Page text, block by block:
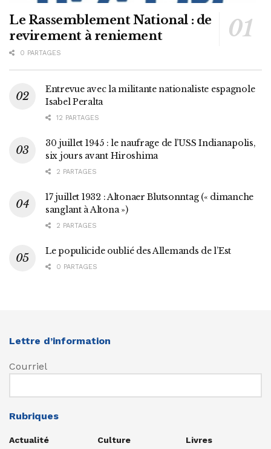
Le Rassemblement National : de
revirement à reniement
0 PARTAGES
Entrevue avec la militante nationaliste espagnole
Isabel Peralta
12 PARTAGES
30 juillet 1945 : le naufrage de l’USS Indianapolis,
six jours avant Hiroshima
2 PARTAGES
17 juillet 1932 : Altonaer Blutsonntag (« dimanche
sanglant à Altona »)
2 PARTAGES
Le populicide oublié des Allemands de l’Est
0 PARTAGES
Lettre d’information
Courriel
Rubriques
Actualité
Culture
Livres